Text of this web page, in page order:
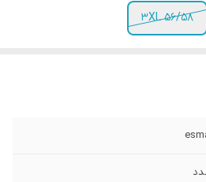
3XL 56/58